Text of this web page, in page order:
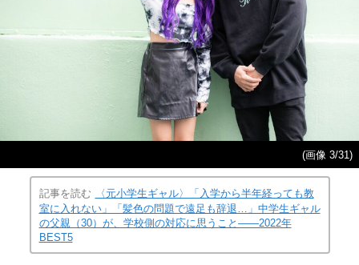
(画像 3/31)
記事を読む
〈元小学生ギャル〉「入学から半年経っても教
室に入れない」「髪色の問題で遠足も辞退…」中学生ギャル
の父親（30）が、学校側の対応に思うこと――2022年
BEST5